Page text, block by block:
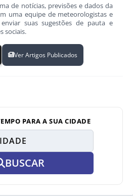
de notícias, previsões e dados da
uma equipe de meteorologistas e
suas sugestões de pauta e
sociais.
Ver Artigos Publicados
PARA A SUA CIDADE
BUSCAR